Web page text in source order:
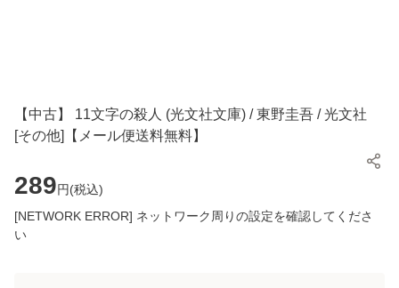
【中古】 11文字の殺人 (光文社文庫) / 東野圭吾 / 光文社
[その他]【メール便送料無料】
289円(税込)
[NETWORK ERROR] ネットワーク周りの設定を確認してくださ
い